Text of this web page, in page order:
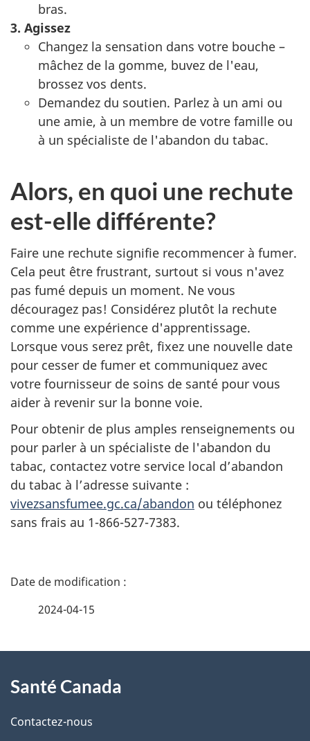
bras.
3. Agissez
Changez la sensation dans votre bouche –
mâchez de la gomme, buvez de l'eau,
brossez vos dents.
Demandez du soutien. Parlez à un ami ou
une amie, à un membre de votre famille ou
à un spécialiste de l'abandon du tabac.
Alors, en quoi une rechute
est-elle différente?
Faire une rechute signifie recommencer à fumer.
Cela peut être frustrant, surtout si vous n'avez
pas fumé depuis un moment. Ne vous
découragez pas! Considérez plutôt la rechute
comme une expérience d'apprentissage.
Lorsque vous serez prêt, fixez une nouvelle date
pour cesser de fumer et communiquez avec
votre fournisseur de soins de santé pour vous
aider à revenir sur la bonne voie.
Pour obtenir de plus amples renseignements ou
pour parler à un spécialiste de l'abandon du
tabac, contactez votre service local d’abandon
du tabac à l’adresse suivante :
vivezsansfumee.gc.ca/abandon ou téléphonez
sans frais au 1-866-527-7383.
D
i
l
2024-04-15
propos
de
Santé Canada
Contactez-nous